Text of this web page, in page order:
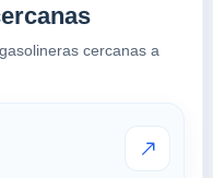
cercanas a
en
VER